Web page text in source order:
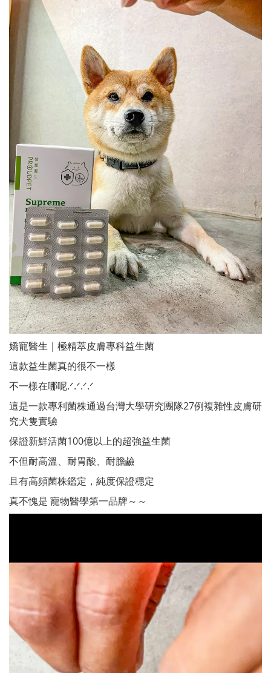
嬌寵醫生｜極精萃皮膚專科益生菌
這款益生菌真的很不一樣
不一樣在哪呢.ᐟ.ᐟ.ᐟ.ᐟ
這是一款專利菌株通過台灣大學研究團隊27例複雜性皮膚研
究犬隻實驗
保證新鮮活菌100億以上的超強益生菌
不但耐高溫、耐胃酸、耐膽鹼
且有高頻菌株鑑定，純度保證穩定
真不愧是 寵物醫學第一品牌～～